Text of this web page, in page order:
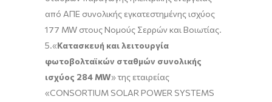
από ΑΠΕ συνολικής εγκατεστημένης ισχύος
177 MW στους Νομούς Σερρών και Βοιωτίας.
5.«Κατασκευή και λειτουργία
φωτοβολταϊκών σταθμών συνολικής
ισχύος 284 MW» της εταιρείας
«CONSORTIUM SOLAR POWER SYSTEMS